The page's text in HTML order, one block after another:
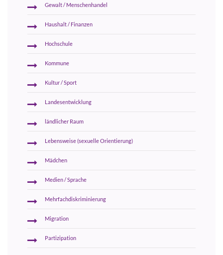
Gewalt / Menschenhandel
Haushalt / Finanzen
Hochschule
Kommune
Kultur / Sport
Landesentwicklung
ländlicher Raum
Lebensweise (sexuelle Orientierung)
Mädchen
Medien / Sprache
Mehrfachdiskriminierung
Migration
Partizipation